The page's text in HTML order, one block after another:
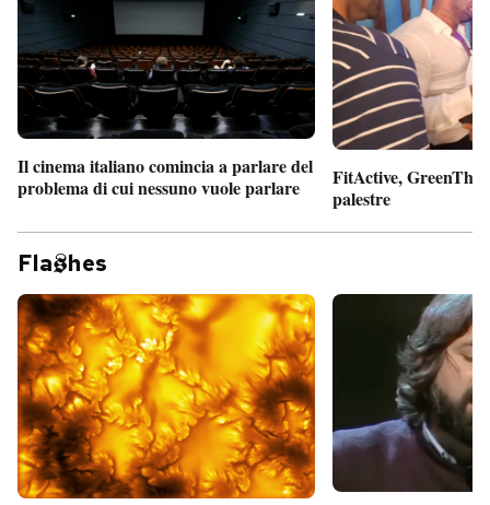
Il cinema italiano comincia a parlare del
problema di cui nessuno vuole parlare
FitActive,
palestre
Fla hes